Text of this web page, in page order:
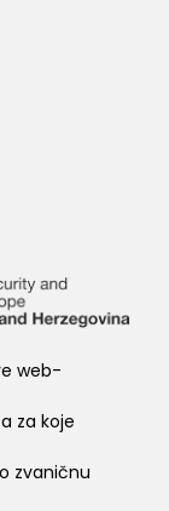
web-
za koje
zvaničnu